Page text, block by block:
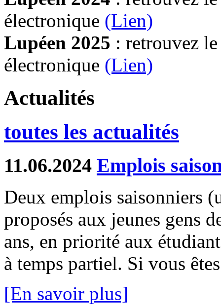
électronique (Lien)
Lupéen 2025 : retrouvez
électronique (Lien)
Actualités
toutes les actualités
11.06.2024 Emplois
Deux emplois saisonniers
proposés aux jeunes gens
ans, en priorité aux
à temps partiel. Si vous
[En savoir plus]